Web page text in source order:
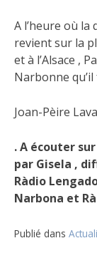
A l’heure où la
revient sur la
et à l’Alsace ,
Narbonne qu’il
Joan-Pèire
. A écouter
par Gisela ,
Ràdio
Narbona et
Publié dans